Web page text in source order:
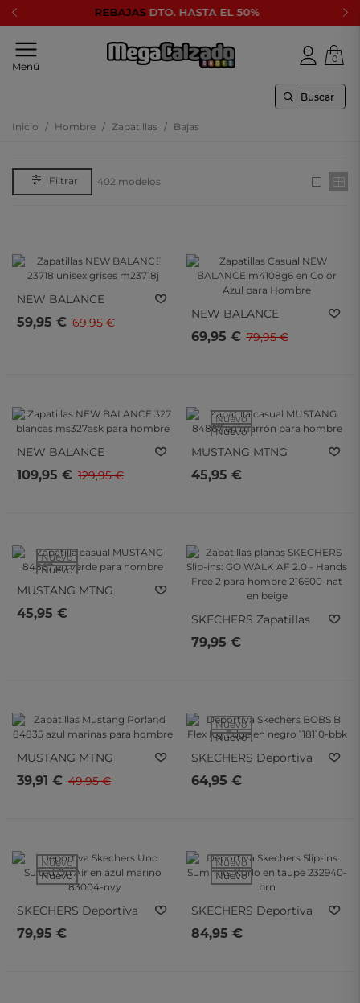
50% Fracciona los pagos con
Menú
0
Inicio / Hombre / Zapatillas / Bajas
Filtrar 402 modelos
- 15%
NEW BALANCE
Zapatillas NEW
BALANCE 23718 Unisex
59,95 € 69,95 €
- 10%
NEW BALANCE
Zapatillas Casual NEW
BALANCE M4108g6 En
69,95 € 79,95 €
- 15%
NEW BALANCE
Zapatillas NEW
BALANCE 327 Blancas
109,95 € 129,95 €
Nuevo
Nuevo
MUSTANG MTNG
Zapatilla Casual
MUSTANG 84867 En
45,95 €
Nuevo
Nuevo
MUSTANG MTNG
Zapatilla Casual
MUSTANG 84867 En
45,95 € SKECHERS Zapatillas
Planas SKECHERS Slip-
Ins: GO WALK AF 2.0 -
79,95 €
- 20%
MUSTANG MTNG
Zapatillas Mustang
Porland 84835 Azul
39,91 € 49,95 €
Nuevo
Nuevo
SKECHERS Deportiva
Skechers BOBS B Flex
Icy Edge En Negro
64,95 €
Nuevo
Nuevo
SKECHERS Deportiva
Skechers Uno Suited
On Air En Azul Marino
79,95 €
Nuevo
Nuevo
SKECHERS Deportiva
Skechers Slip-Ins:
Summits Korlo En
84,95 €